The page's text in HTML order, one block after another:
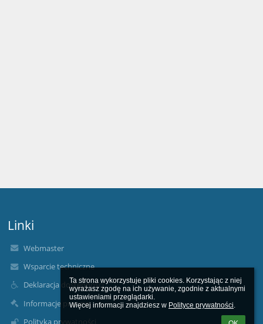
Ta strona wykorzystuje pliki cookies. Korzystając z niej
wyrażasz zgodę na ich używanie, zgodnie z aktualnymi
ustawieniami przeglądarki.
Więcej informacji znajdziesz w Polityce prywatności.
Linki
Webmaster
Wsparcie techniczne
Deklaracja dostępności
Informacje prawne
Polityka prywatności